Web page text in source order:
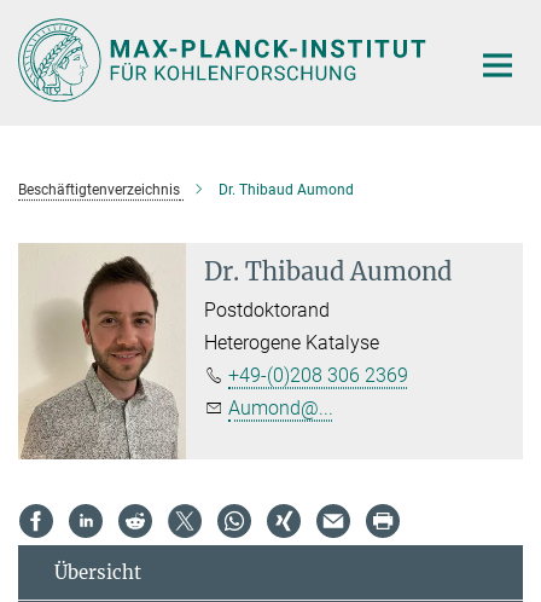
Hauptinhalt
Beschäftigtenverzeichnis Dr. Thibaud Aumond
Dr. Thibaud Aumond
Postdoktorand
Heterogene Katalyse
+49-(0)208 306 2369
Aumond@...
Übersicht